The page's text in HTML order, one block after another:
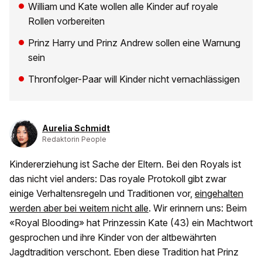
William und Kate wollen alle Kinder auf royale
Rollen vorbereiten
Prinz Harry und Prinz Andrew sollen eine Warnung
sein
Thronfolger-Paar will Kinder nicht vernachlässigen
Aurelia Schmidt
Redaktorin People
Kindererziehung ist Sache der Eltern. Bei den Royals ist
das nicht viel anders: Das royale Protokoll gibt zwar
einige Verhaltensregeln und Traditionen vor, eingehalten
werden aber bei weitem nicht alle. Wir erinnern uns: Beim
«Royal Blooding» hat Prinzessin Kate (43) ein Machtwort
gesprochen und ihre Kinder von der altbewährten
Jagdtradition verschont. Eben diese Tradition hat Prinz